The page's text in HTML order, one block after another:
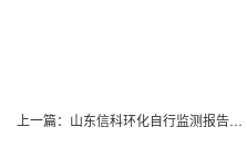
上一篇： 山东信科环化自行监测报告公示